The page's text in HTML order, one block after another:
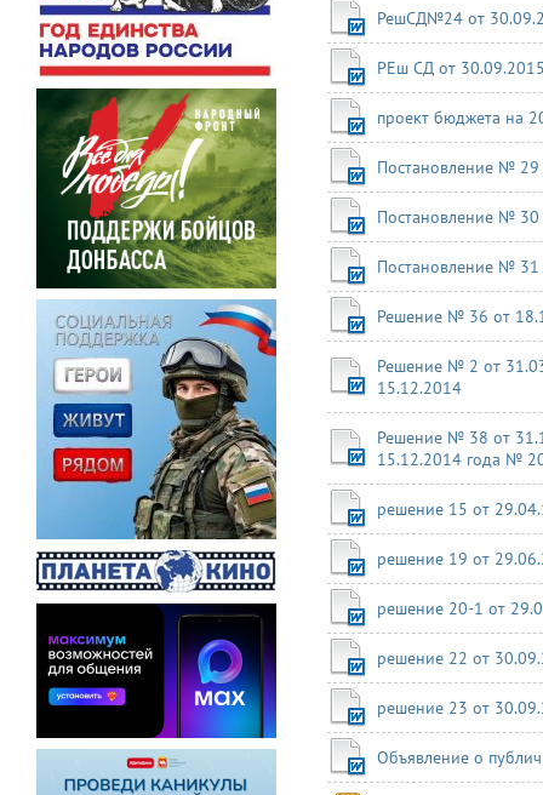
РешСД№24 от
РЕш СД от
проект бюджета на
Постановление № 29
Постановление № 30
Постановление № 31
Решение № 36 от
Решение № 2 от
15.12.2014
Решение № 38 от
15.12.2014 года №
решение 15 от
решение 19 от
решение 20-1 от
решение 22 от
решение 23 от
Объявление о